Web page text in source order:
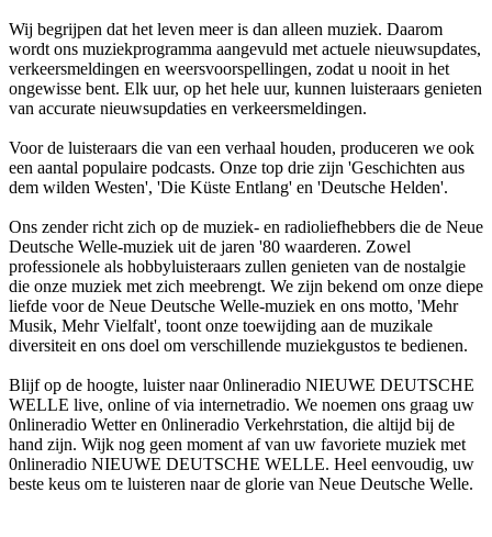
Wij begrijpen dat het leven meer is dan alleen muziek. Daarom
wordt ons muziekprogramma aangevuld met actuele nieuwsupdates,
verkeersmeldingen en weersvoorspellingen, zodat u nooit in het
ongewisse bent. Elk uur, op het hele uur, kunnen luisteraars genieten
van accurate nieuwsupdaties en verkeersmeldingen.
Voor de luisteraars die van een verhaal houden, produceren we ook
een aantal populaire podcasts. Onze top drie zijn 'Geschichten aus
dem wilden Westen', 'Die Küste Entlang' en 'Deutsche Helden'.
Ons zender richt zich op de muziek- en radioliefhebbers die de Neue
Deutsche Welle-muziek uit de jaren '80 waarderen. Zowel
professionele als hobbyluisteraars zullen genieten van de nostalgie
die onze muziek met zich meebrengt. We zijn bekend om onze diepe
liefde voor de Neue Deutsche Welle-muziek en ons motto, 'Mehr
Musik, Mehr Vielfalt', toont onze toewijding aan de muzikale
diversiteit en ons doel om verschillende muziekgustos te bedienen.
Blijf op de hoogte, luister naar 0nlineradio NIEUWE DEUTSCHE
WELLE live, online of via internetradio. We noemen ons graag uw
0nlineradio Wetter en 0nlineradio Verkehrstation, die altijd bij de
hand zijn. Wijk nog geen moment af van uw favoriete muziek met
0nlineradio NIEUWE DEUTSCHE WELLE. Heel eenvoudig, uw
beste keus om te luisteren naar de glorie van Neue Deutsche Welle.